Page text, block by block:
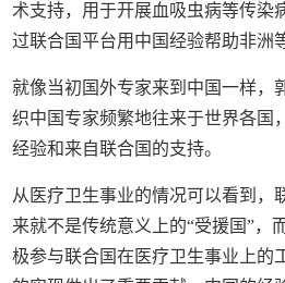
术支持，用于开展血吸虫病等传染
过联合国平台用中国经验帮助非洲
就像当初国外专家来到中国一样，
织中国专家频繁地往来于世界各国
经验和来自联合国的支持。
从医疗卫生事业的情况可以看到，
来就不是传统意义上的“受援国”，
极参与联合国在医疗卫生事业上的